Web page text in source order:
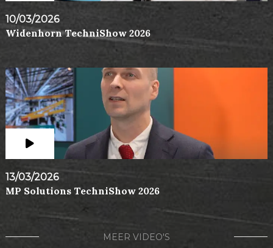
10/03/2026
Widenhorn TechniShow 2026
13/03/2026
MP Solutions TechniShow 2026
MEER VIDEO'S